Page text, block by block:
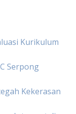
Kurikulum
Serpong
Kekerasan